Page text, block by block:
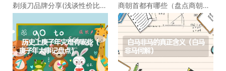
剃须刀品牌分享(浅谈性价比高
的剃须刀品牌）
商朝首都有哪些（盘点商朝的
十几个首都）